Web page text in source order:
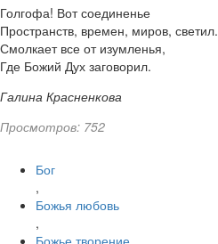
Голгофа! Вот соединенье
Пространств, времен, миров, светил.
Смолкает все от изумленья,
Где Божий Дух заговорил.
Галина Красненкова
Просмотров: 752
Бог
,
Божья любовь
,
Божье творение